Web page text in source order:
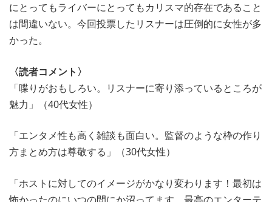
にとってもライバーにとってもカリスマ的存在であること
は間違いない。今回投票したリスナーは圧倒的に女性が多
かった。
〈読者コメント〉
「喋りがおもしろい。リスナーに寄り添っているところが
魅力」（40代女性）
「エンタメ性も高く雑談も面白い。監督のような枠の作り
方まとめ方は尊敬する」（30代女性）
「ホストに対してのイメージがかなり変わります！最初は